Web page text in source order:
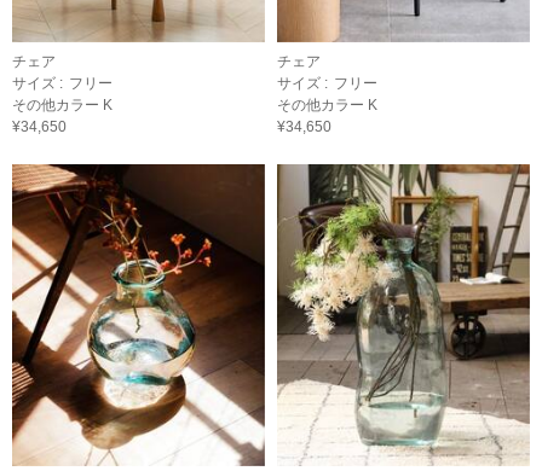
チェア
サイズ : フリー
その他カラー K
¥34,650
チェア
サイズ : フリー
その他カラー K
¥34,650